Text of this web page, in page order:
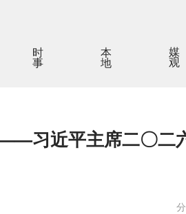
时事 本地 媒观
习近平主席二〇二